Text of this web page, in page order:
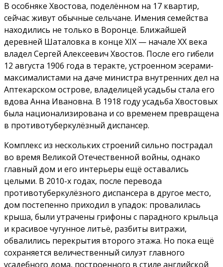
В особняке Хвостова, поделённом на 17 квартир,
сейчас живут обычные сельчане. Имения семейства
находились не только в Воронце. Ближайшей
деревней Шаталовка в конце XIX — начале XX века
владел Сергей Алексеевич Хвостов. После его гибели
12 августа 1906 года в теракте, устроенном эсерами-
максималистами на даче министра внутренних дел на
Аптекарском острове, владелицей усадьбы стала его
вдова Анна Ивановна. В 1918 году усадьба Хвостовых
была национализирована и со временем превращена
в противотуберкулёзный диспансер.
Комплекс из нескольких строений сильно пострадал
во время Великой Отечественной войны, однако
главный дом и его интерьеры ещё оставались
целыми. В 2010-х годах, после перевода
противотуберкулёзного диспансера в другое место,
дом постепенно приходил в упадок: провалилась
крыша, были утрачены грифоны с парадного крыльца
и красивое чугунное литьё, разбиты витражи,
обвалились перекрытия второго этажа. Но пока ещё
сохраняется величественный силуэт главного
усадебного дома, построенного в стиле английской